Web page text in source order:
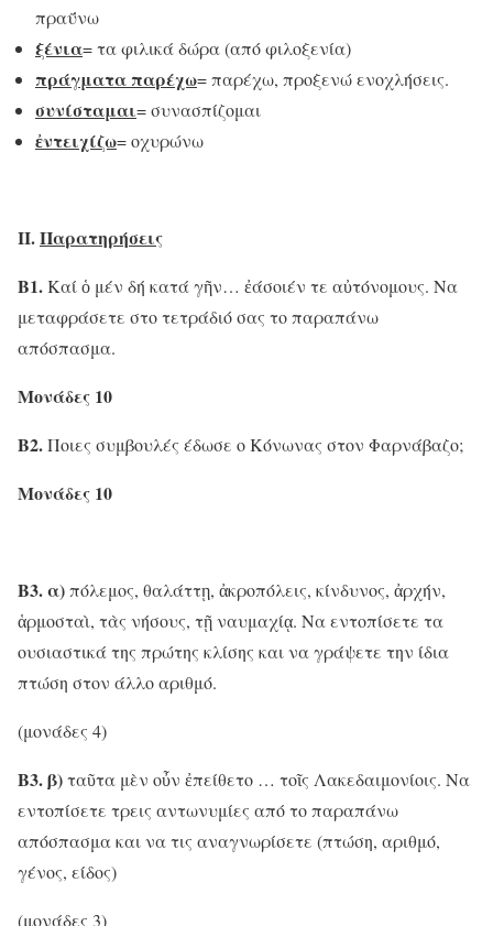
πραΰνω
ξένια= τα φιλικά δώρα (από φιλοξενία)
πράγματα παρέχω= παρέχω, προξενώ ενοχλήσεις.
συνίσταμαι= συνασπίζομαι
ἐντειχίζω= οχυρώνω
ΙΙ.Παρατηρήσεις
Β1.Καί ὁ μέν δή κατά γῆν… ἐάσοιέν τε αὐτόνομους. Να
μεταφράσετε στο τετράδιό σας το παραπάνω
απόσπασμα.
Μονάδες 10
Β2.Ποιες συμβουλές έδωσε ο Κόνωνας στον Φαρνάβαζο;
Μονάδες 10
Β3. α)πόλεμος, θαλάττῃ, ἀκροπόλεις, κίνδυνος, ἀρχήν,
ἁρμοσταὶ, τὰς νήσους, τῇ ναυμαχίᾳ. Να εντοπίσετε τα
ουσιαστικά της πρώτης κλίσης και να γράψετε την ίδια
πτώση στον άλλο αριθμό.
(μονάδες 4)
Β3. β)ταῦτα μὲν οὖν ἐπείθετο … τοῖς Λακεδαιμονίοις. Να
εντοπίσετε τρεις αντωνυμίες από το παραπάνω
απόσπασμα και να τις αναγνωρίσετε (πτώση, αριθμό,
γένος, είδος)
(μονάδες 3)